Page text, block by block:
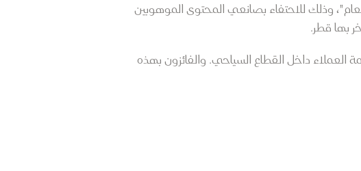
وذلك للاحتفاء بصانعي المحتوى الموهوبين
بها قطر.
العملاء داخل القطاع السياحي. والفائزون بهذه